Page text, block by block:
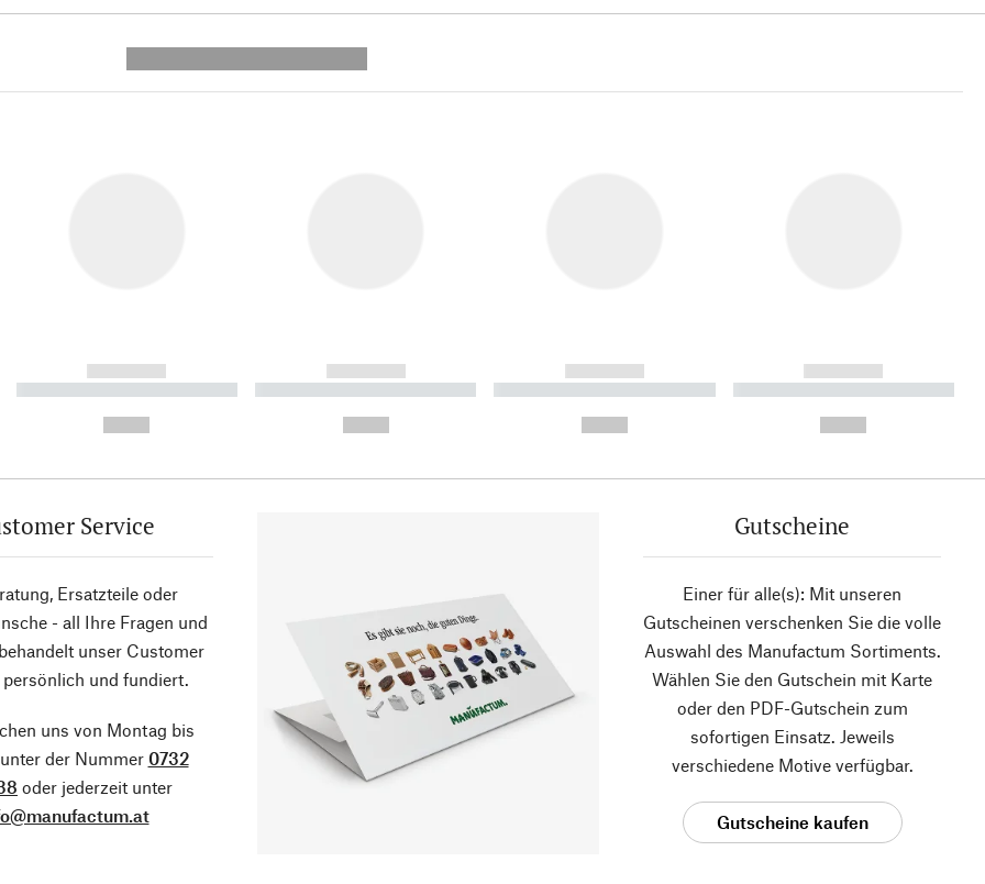
------------
----------- ----------- ----------
------------
----------- ----------- ----------
------------
----------- ----------- ----------
------------
----------- ----------- ----------
Service
Ersatzteile oder
- all Ihre Fragen und
unser Customer
persönlich und fundiert.
uns von Montag bis
der Nummer 0732
oder jederzeit unter
Gutscheine
Einer für alle(s): Mit unseren
Gutscheinen verschenken Sie die volle
Auswahl des Manufactum Sortiments.
Wählen Sie den Gutschein mit Karte
oder den PDF-Gutschein zum
sofortigen Einsatz. Jeweils
verschiedene Motive verfügbar.
Gutscheine kaufen